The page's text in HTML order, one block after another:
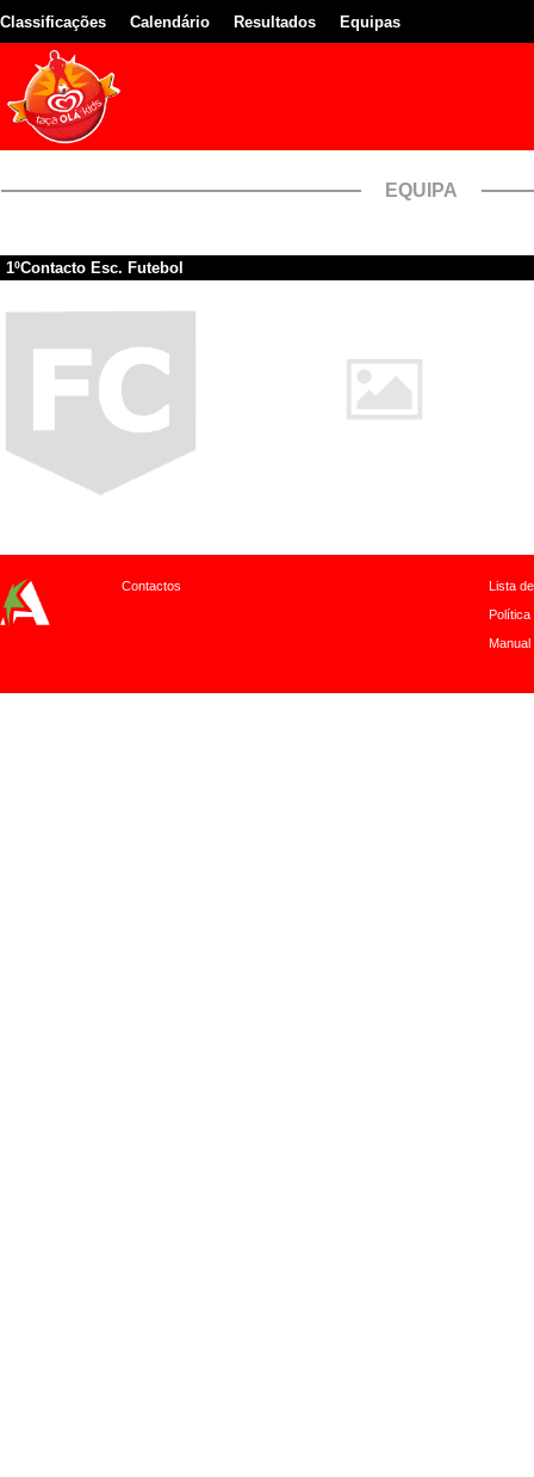
Classificações Calendário Resultados Equipas
EQUIPA
1ºContacto Esc. Futebol
Contactos
Lista
Política